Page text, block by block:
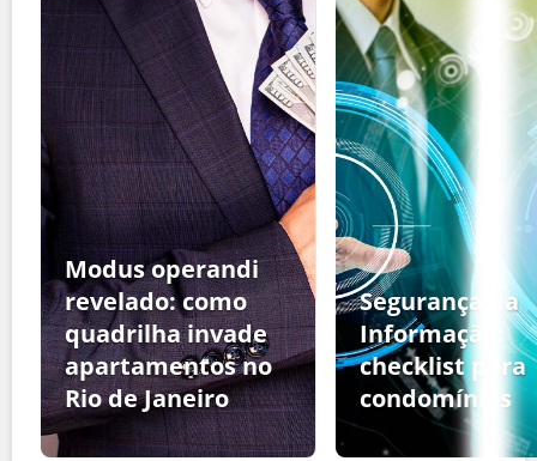
Modus operandi
revelado: como
quadrilha invade
apartamentos no
Rio de Janeiro
Segurança da
Informação:
checklist para
condomínios